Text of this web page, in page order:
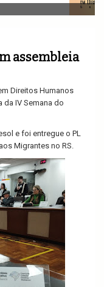
assembleia
Direitos Humanos
da IV Semana do
e foi entregue o PL
Migrantes no RS.